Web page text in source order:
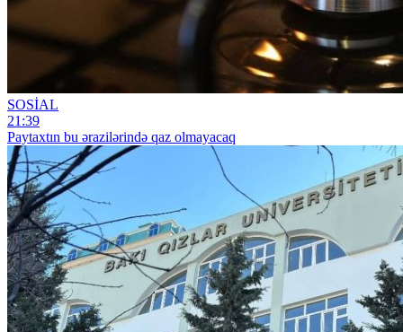
SOSİAL
21:39
Paytaxtın bu ərazilərində qaz olmayacaq